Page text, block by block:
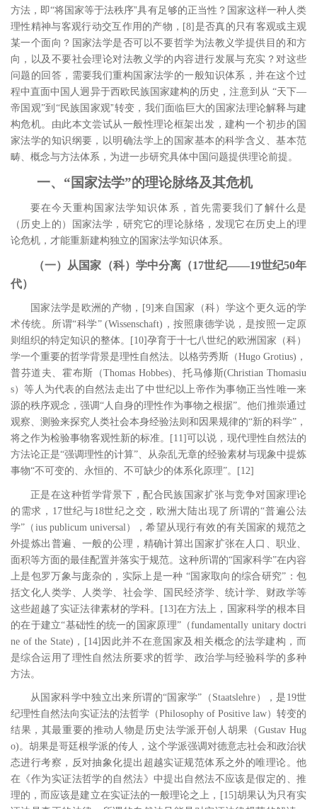
方法，即“将国家等于法秩序”具有足够的正当性？国家这样一种人类
理性精神与客观行动交互作用的产物， [8]是否真的只有客观或主观
某一个面向？国家法学是否可以不要哲学为法教义学提供目的和方
向，以及不要社会理论对法教义学的内容进行发展与充实？对这些
问题的回答，需要我们重构国家法学的一般知识体系，并在这个过
程中直面中国人迥异于西欧民族国家建构的历史，注意到从 “天下―
帝国观”到“民族国家观”转变，我们面临巨大的国家法理论解释与建
构危机。由此本文尝试从一般性理论框架出发，建构一个初步的国
家法学的知识纲要，以明确法学上的国家基本的科学含义、基本范
畴、概念与方法体系，为进一步研究具体中国问题提供理论前提。
一、 “国家法学”的理论脉络及其危机
要在今天重构国家法学知识体系，首先需要我们了解什么是
（历史上的）国家法学，研究它的理论脉络，发现它在历史上的理
论危机，才能重新建构独立的国家法学知识体系。
（一）从国家（科）学中分离（17世纪――19世纪50年
代）
国家法学是欧洲的产物， [9]来自国家（科）学这个更久远的学
术传统。所谓“科学” (Wissenschaft) ，按照康德学说，是按照一定原
则组织的特定知识的整体。
[10]孕育于十七八世纪的欧洲国家（科）
学一个重要的哲学背景是理性自然法。以格劳秀斯（Hugo Grotius) ，
普芬道夫、霍布斯（Thomas Hobbes)、托马修斯(Christian Thomasiu
s）等人为代表的自然法走出了中世纪以上帝作为事物正当性唯一来
源的秩序观念，强调“人自身的理性作为事物之根据”。他们推崇通过
观察、测验来探究人类社会本身经验法则和因果规律的“新的科学”，
将之作为检验事物客观性新的标准。
[11]可以说，现代理性自然法的
方法论正是“强调理性的计算”、从杂乱无章的经验素材与现象中提炼
事物“不可变的、永恒的、不可缺少的体系化原理”。
[12]
正是在这种哲学背景下，配合民族国家扩张与竞争对国家理论
的需求， 17世纪与18世纪之交，欧洲大陆出现了所谓的“普遍公法
学”（ ius publicum universal ），希望从现行有效的有关国家的规范之
外提炼出普遍、一般的公理，精确计算出国家扩张在人口、职业、
面积等方面的最佳配置并落实于规范。这种所谓的“国家科学”在内容
上是包罗万象与庞杂的，实际上是一种 “国家取向的综合研究”：包
括文化人类学、人类学、社会学、国民经济学、统计学、财政学等
这些超越了实证法律素材的学科。 [13]在方法上，国家科学的根本目
的在于建立“基础性的统一的国家原理”（fundamentally unitary doctri
ne of the State) ， [14] 因此并不在意国家及相关概念的法学建构，而
是综合运用了理性自然法所要求的哲学、政治学与经验科学的多种
方法。
从国家科学中独立出来所谓的“国家学”（ Staatslehre ），是 19世
纪理性自然法向实证法的法哲学（Philosophy of Positive law）转变的
结果，其最重要的推动人物是历史法学派开创人胡果（Gustav Hug
o)。胡果是哥廷根学派的传人，这个学派强调对德意志社会和政治状
态进行考察，反对抽象化提出超越实证规范体系之外的唯理论。他
在《作为实证法哲学的自然法》中提出自然法不应该是假定的、推
理的，而应该是建立在实证法的一般理论之上， [15]胡果认为只有实